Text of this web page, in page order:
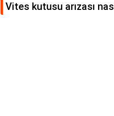
Vites kutusu arızası